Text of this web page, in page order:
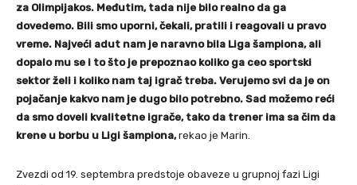
za Olimpijakos. Međutim, tada nije bilo realno da ga
dovedemo. Bili smo uporni, čekali, pratili i reagovali u pravo
vreme. Najveći adut nam je naravno bila Liga šampiona, ali
dopalo mu se i to što je prepoznao koliko ga ceo sportski
sektor želi i koliko nam taj igrač treba. Verujemo svi da je on
pojačanje kakvo nam je dugo bilo potrebno. Sad možemo reći
da smo doveli kvalitetne igrače, tako da trener ima sa čim da
krene u borbu u Ligi šampiona,rekao je Marin.
Zvezdi od 19. septembra predstoje obaveze u grupnoj fazi Ligi